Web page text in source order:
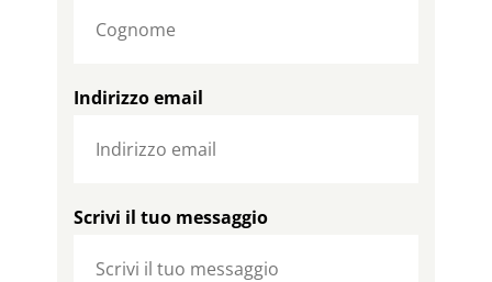
Indirizzo email
Scrivi il tuo messaggio